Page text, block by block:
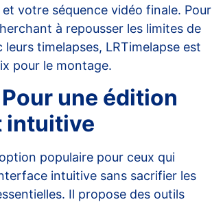
votre séquence vidéo finale. Pour
à repousser les limites de
timelapses, LRTimelapse est
pour le montage.
une édition
intuitive
populaire pour ceux qui
intuitive sans sacrifier les
Il propose des outils